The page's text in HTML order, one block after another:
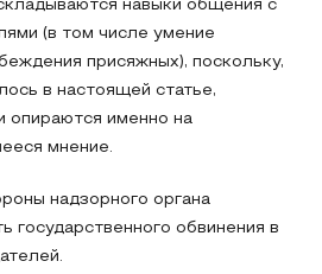
навыки общения с
(в том числе умение
присяжных), поскольку,
в настоящей статье,
опираются именно на
мнение.
надзорного органа
государственного обвинения в